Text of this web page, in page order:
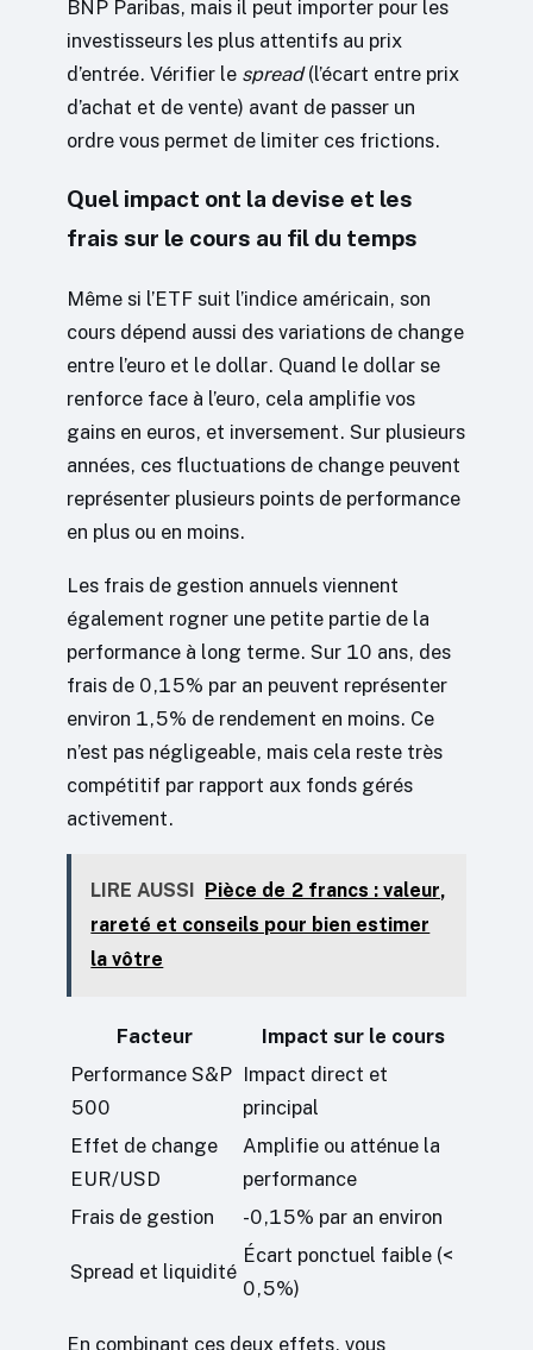
BNP Paribas, mais il peut importer pour les
investisseurs les plus attentifs au prix
d’entrée. Vérifier le spread(l’écart entre prix
d’achat et de vente) avant de passer un
ordre vous permet de limiter ces frictions.
Quel impact ont la devise et les
frais sur le cours au fil du temps
Même si l’ETF suit l’indice américain, son
cours dépend aussi des variations de change
entre l’euro et le dollar. Quand le dollar se
renforce face à l’euro, cela amplifie vos
gains en euros, et inversement. Sur plusieurs
années, ces fluctuations de change peuvent
représenter plusieurs points de performance
en plus ou en moins.
Les frais de gestion annuels viennent
également rogner une petite partie de la
performance à long terme. Sur 10 ans, des
frais de 0,15% par an peuvent représenter
environ 1,5% de rendement en moins. Ce
n’est pas négligeable, mais cela reste très
compétitif par rapport aux fonds gérés
activement.
LIRE AUSSI
Pièce de 2 francs : valeur,
rareté et conseils pour bien estimer
la vôtre
Facteur
Impact sur le cours
Performance S&P
500
Impact direct et
principal
Effet de change
EUR/USD
Amplifie ou atténue la
performance
Frais de gestion
-0,15% par an environ
Spread et liquidité
Écart ponctuel faible (<
0,5%)
En combinant ces deux effets, vous